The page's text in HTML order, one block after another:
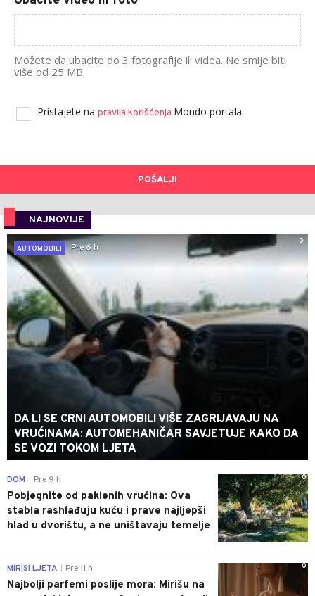
Možete da ubacite do 3 fotografije ili videa. Ne smije biti
više od 25 MB.
Pristajete na pravila korišćenja Mondo portala.
POŠALJI
NAJNOVIJE
0
AUTOMOBILI
Pre 6 h
DA LI SE CRNI AUTOMOBILI VIŠE ZAGRIJAVAJU NA
VRUĆINAMA: AUTOMEHANIČAR SAVJETUJE KAKO DA
SE VOZI TOKOM LJETA
0
DOM Pre 9 h
Pobjegnite od paklenih vrućina: Ova
stabla rashlađuju kuću i prave najljepši
hlad u dvorištu, a ne uništavaju temelje
0
MIRISI LJETA Pre 11 h
Najbolji parfemi poslije mora: Mirišu na